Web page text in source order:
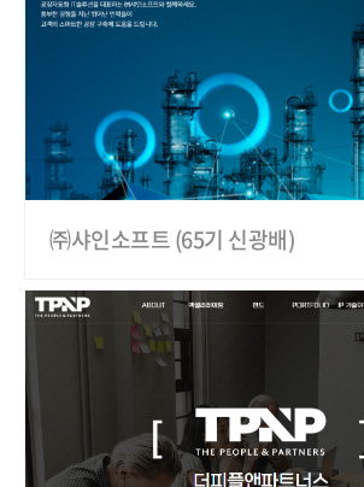
㈜샤인소프트 (65기 신광배)